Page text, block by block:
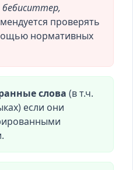
проверять
нормативных
слова (в т.ч.
если они